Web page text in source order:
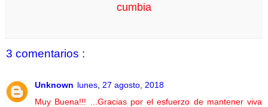
cumbia
3 comentarios :
Unknown lunes, 27 agosto, 2018
Muy Buena!!! ...Gracias por el esfuerzo de mantener viva